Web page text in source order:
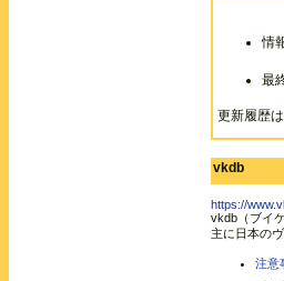
情
最
更新履歴
vkdb
https://
vkdb（ブイ
主に日本の
注意